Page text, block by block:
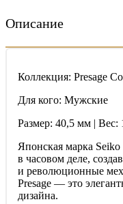
Описание
Коллекция: Presage
Для кого: Мужские
Размер: 40,5 мм | Вес:
Японская марка
в часовом деле,
и революционные
Presage — это
дизайна.